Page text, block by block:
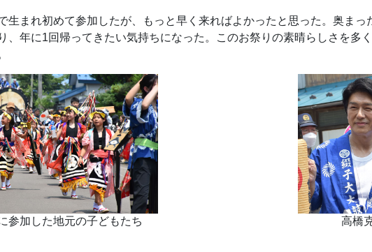
生まれ初めて参加したが、もっと早く来ればよかったと思った。奥ま
、年に1回帰ってきたい気持ちになった。このお祭りの素晴らしさを多
参加した地元の子どもたち 高橋